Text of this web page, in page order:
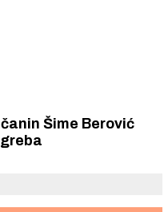
Šime Berović